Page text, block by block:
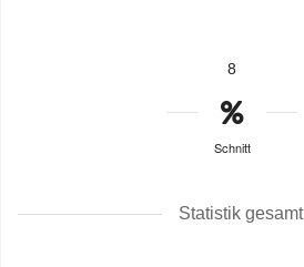
8
Schnitt
Statistik gesamt